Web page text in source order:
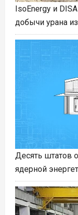
IsoEnergy и
добычи урана
Десять штатов
ядерной